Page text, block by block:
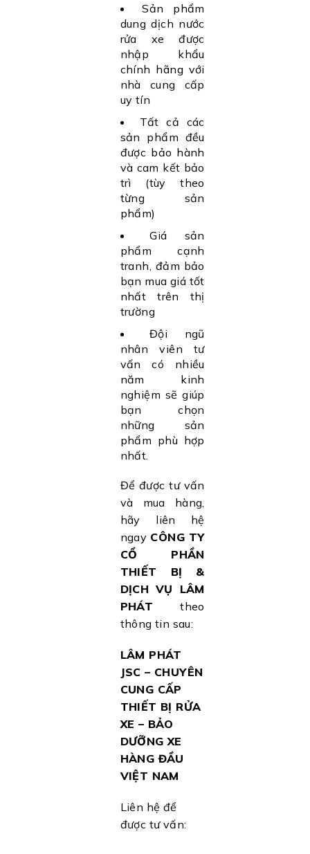
Sản phẩm
dung dịch nước
rửa xe được
nhập khẩu
chính hãng với
nhà cung cấp
uy tín
Tất cả các
sản phẩm đều
được bảo hành
và cam kết bảo
trì (tùy theo
từng sản
phẩm)
Giá sản
phẩm cạnh
tranh, đảm bảo
bạn mua giá tốt
nhất trên thị
trường
Đội ngũ
nhân viên tư
vấn có nhiều
năm kinh
nghiệm sẽ giúp
bạn chọn
những sản
phẩm phù hợp
nhất.
Để được tư vấn
và mua hàng,
hãy liên hệ
ngay CÔNG TY
CỔ PHẦN
THIẾT BỊ &
DỊCH VỤ LÂM
PHÁT theo
thông tin sau:
LÂM PHÁT
JSC – CHUYÊN
CUNG CẤP
THIẾT BỊ RỬA
XE – BẢO
DƯỠNG XE
HÀNG ĐẦU
VIỆT NAM
Liên hệ để
được tư vấn: